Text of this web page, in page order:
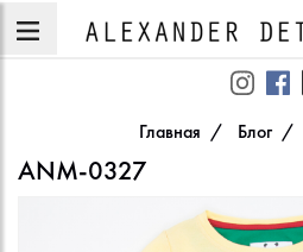
Главная Блог
ANM-0327